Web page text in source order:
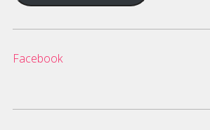
Facebook